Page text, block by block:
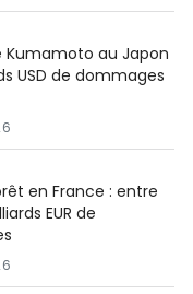
Kumamoto au Japon
USD de dommages
en France : entre
EUR de